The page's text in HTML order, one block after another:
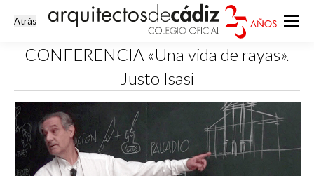
CONFERENCIA «Una vida de rayas».
Justo Isasi